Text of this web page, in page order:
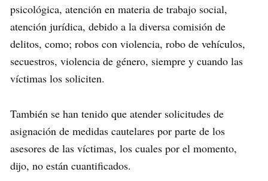
psicológica, atención en materia de trabajo social,
atención jurídica, debido a la diversa comisión de
delitos, como; robos con violencia, robo de vehículos,
secuestros, violencia de género, siempre y cuando las
víctimas los soliciten.
También se han tenido que atender solicitudes de
asignación de medidas cautelares por parte de los
asesores de las víctimas, los cuales por el momento,
dijo, no están cuantificados.